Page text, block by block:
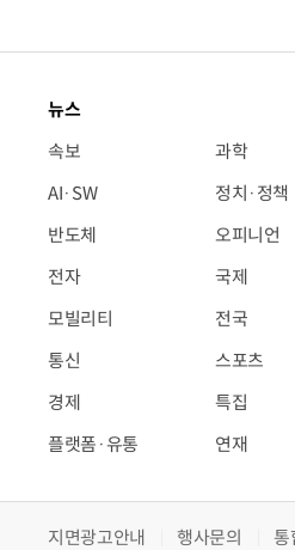
뉴스
속보
AI·SW
반도체
전자
모빌리티
통신
경제
플랫폼·유통
과학
정치·정책
오피니언
국제
전국
스포츠
특집
연재
지면광고안내 행사문의 통